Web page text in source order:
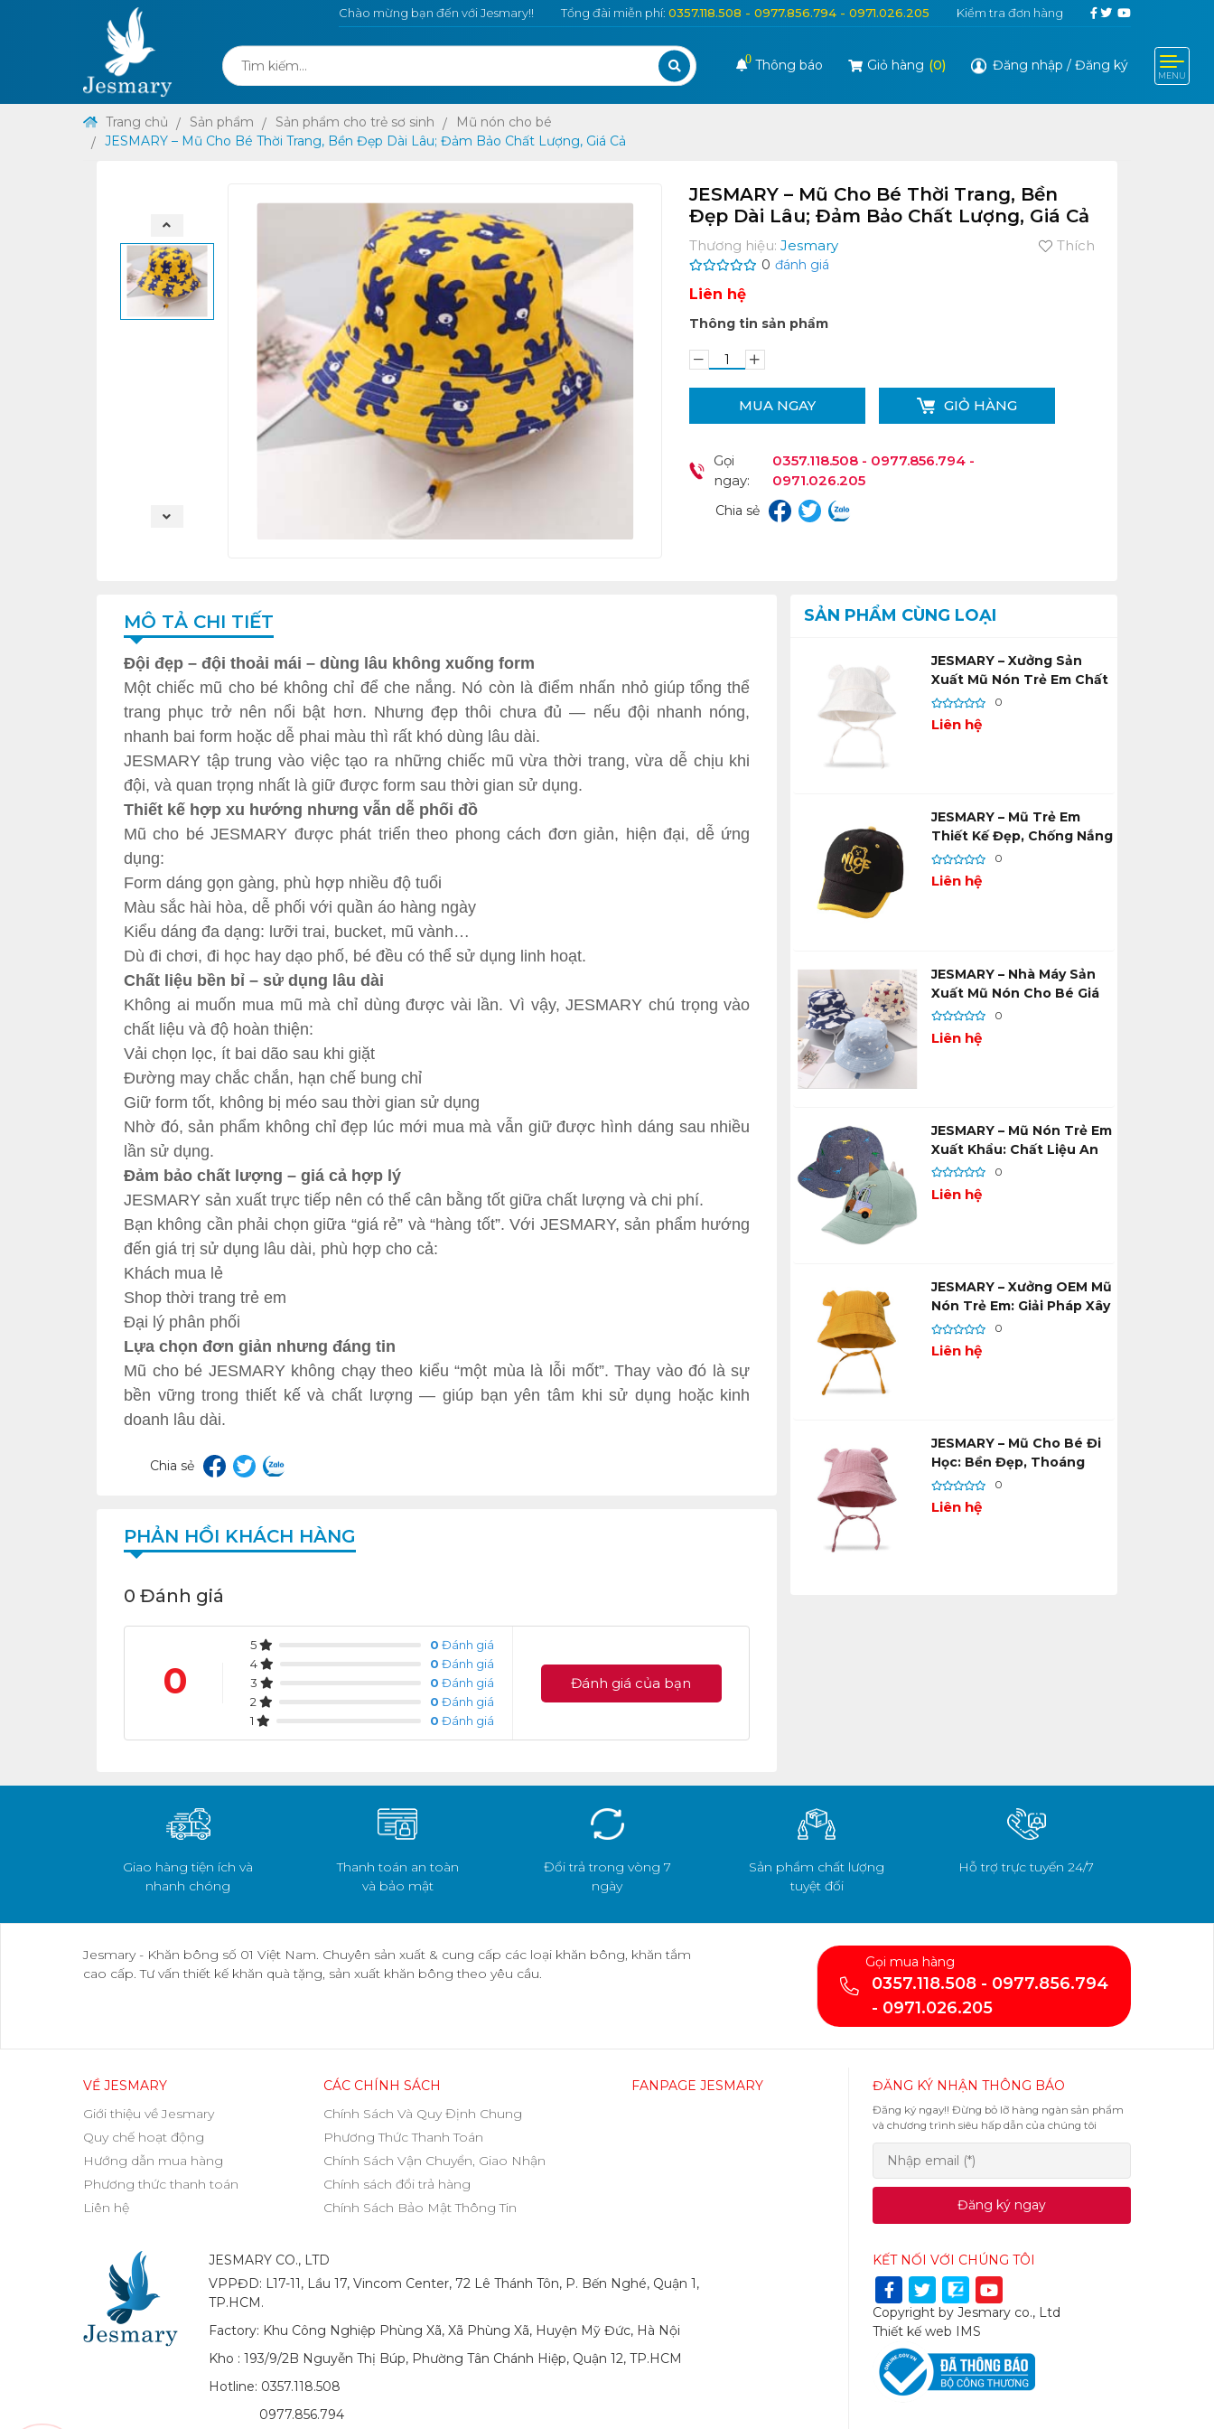
Chào mừng bạn đến với Jesmary!! Tổng đài miễn phí: 0357.118.508 - 0977.856.794 - 0971.026.205 Kiểm tra đơn hàng
0Thông báo Giỏ hàng (0) Đăng nhập / Đăng ký
MENU
Trang chủ Sản phẩm Sản phẩm cho trẻ sơ sinh
Mũ nón cho bé
JESMARY – Mũ Cho Bé Thời Trang, Bền Đẹp Dài Lâu; Đảm Bảo Chất Lượng, Giá Cả
JESMARY – Mũ Cho Bé Thời Trang, Bền
Đẹp Dài Lâu; Đảm Bảo Chất Lượng, Giá Cả
Thương hiệu: Jesmary Thích
0 đánh giá
Liên hệ
Thông tin sản phẩm
MUA NGAY GIỎ HÀNG
Gọi
ngay:
0357.118.508 - 0977.856.794 -
0971.026.205
Chia sẻ
MÔ TẢ CHI TIẾT
Đội đẹp – đội thoải mái – dùng lâu không xuống form
Một chiếc mũ cho bé không chỉ để che nắng. Nó còn là điểm nhấn nhỏ giúp tổng thể
trang phục trở nên nổi bật hơn. Nhưng đẹp thôi chưa đủ — nếu đội nhanh nóng,
nhanh bai form hoặc dễ phai màu thì rất khó dùng lâu dài.
JESMARY tập trung vào việc tạo ra những chiếc mũ vừa thời trang, vừa dễ chịu khi
đội, và quan trọng nhất là giữ được form sau thời gian sử dụng.
Thiết kế hợp xu hướng nhưng vẫn dễ phối đồ
Mũ cho bé JESMARY được phát triển theo phong cách đơn giản, hiện đại, dễ ứng
dụng:
Form dáng gọn gàng, phù hợp nhiều độ tuổi
Màu sắc hài hòa, dễ phối với quần áo hàng ngày
Kiểu dáng đa dạng: lưỡi trai, bucket, mũ vành…
Dù đi chơi, đi học hay dạo phố, bé đều có thể sử dụng linh hoạt.
Chất liệu bền bỉ – sử dụng lâu dài
Không ai muốn mua mũ mà chỉ dùng được vài lần. Vì vậy, JESMARY chú trọng vào
chất liệu và độ hoàn thiện:
Vải chọn lọc, ít bai dão sau khi giặt
Đường may chắc chắn, hạn chế bung chỉ
Giữ form tốt, không bị méo sau thời gian sử dụng
Nhờ đó, sản phẩm không chỉ đẹp lúc mới mua mà vẫn giữ được hình dáng sau nhiều
lần sử dụng.
Đảm bảo chất lượng – giá cả hợp lý
JESMARY sản xuất trực tiếp nên có thể cân bằng tốt giữa chất lượng và chi phí.
Bạn không cần phải chọn giữa “giá rẻ” và “hàng tốt”. Với JESMARY, sản phẩm hướng
đến giá trị sử dụng lâu dài, phù hợp cho cả:
Khách mua lẻ
Shop thời trang trẻ em
Đại lý phân phối
Lựa chọn đơn giản nhưng đáng tin
Mũ cho bé JESMARY không chạy theo kiểu “một mùa là lỗi mốt”. Thay vào đó là sự
bền vững trong thiết kế và chất lượng — giúp bạn yên tâm khi sử dụng hoặc kinh
doanh lâu dài.
Chia sẻ
PHẢN HỒI KHÁCH HÀNG
0 Đánh giá
0
5 0 Đánh giá
4
0 Đánh giá
3
0 Đánh giá
2
0 Đánh giá
1
0 Đánh giá
Đánh giá của bạn
SẢN PHẨM CÙNG LOẠI
JESMARY – Xưởng Sản
Xuất Mũ Nón Trẻ Em Chất
Lượng Cao, Nhận Gia Công
Theo Yêu Cầu Liên hệ Số
0
Liên hệ
JESMARY – Mũ Trẻ Em
Thiết Kế Đẹp, Chống Nắng
Tốt Cho Bé Mọi Lứa Tuổi
0
Liên hệ
JESMARY – Nhà Máy Sản
Xuất Mũ Nón Cho Bé Giá
Tận Xưởng, Giao Hàng
Toàn Quốc
0
Liên hệ
JESMARY – Mũ Nón Trẻ Em
Xuất Khẩu: Chất Liệu An
Toàn Cho Làn Da Nhạy
Cảm
0
Liên hệ
JESMARY – Xưởng OEM Mũ
Nón Trẻ Em: Giải Pháp Xây
Dựng Thương Hiệu Riêng
Chuyên Nghiệp
0
Liên hệ
JESMARY – Mũ Cho Bé Đi
Học: Bền Đẹp, Thoáng
Mát, Thiết Kế Đáng Yêu
0
Liên hệ
Giao hàng tiện ích và
nhanh chóng
Thanh toán an toàn
và bảo mật
Đổi trả trong vòng 7
ngày
Sản phẩm chất lượng
tuyệt đối
Hỗ trợ trực tuyến 24/7
Jesmary - Khăn bông số 01 Việt Nam. Chuyên sản xuất & cung cấp các loại khăn bông, khăn tắm
cao cấp. Tư vấn thiết kế khăn quà tặng, sản xuất khăn bông theo yêu cầu.
Gọi mua hàng
0357.118.508 - 0977.856.794
- 0971.026.205
VỀ JESMARY
Giới thiệu về Jesmary
Quy chế hoạt động
Hướng dẫn mua hàng
Phương thức thanh toán
Liên hệ
CÁC CHÍNH SÁCH
Chính Sách Và Quy Định Chung
Phương Thức Thanh Toán
Chính Sách Vận Chuyển, Giao Nhận
Chính sách đổi trả hàng
Chính Sách Bảo Mật Thông Tin
FANPAGE JESMARY ĐĂNG KÝ NHẬN THÔNG BÁO
Đăng ký ngay!! Đừng bỏ lỡ hàng ngàn sản phẩm
và chương trình siêu hấp dẫn của chúng tôi
Đăng ký ngay
JESMARY CO., LTD
VPPĐD: L17-11, Lầu 17, Vincom Center, 72 Lê Thánh Tôn, P. Bến Nghé, Quận 1,
TP.HCM.
Factory: Khu Công Nghiệp Phùng Xã, Xã Phùng Xã, Huyện Mỹ Đức, Hà Nội
Kho : 193/9/2B Nguyễn Thị Búp, Phường Tân Chánh Hiệp, Quận 12, TP.HCM
Hotline: 0357.118.508
0977.856.794
KẾT NỐI VỚI CHÚNG TÔI
Copyright by Jesmary co., Ltd
Thiết kế web IMS